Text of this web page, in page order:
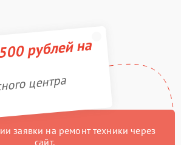
рублей на
центра
заявки на ремонт техники через
сайт,